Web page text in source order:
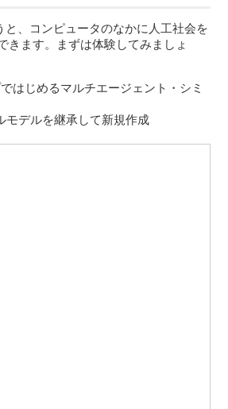
、コンピュータのなかに人工社会を
きます。まずは体験してみましょ
はじめるマルチエージェント・シミ
デルを継承して新規作成